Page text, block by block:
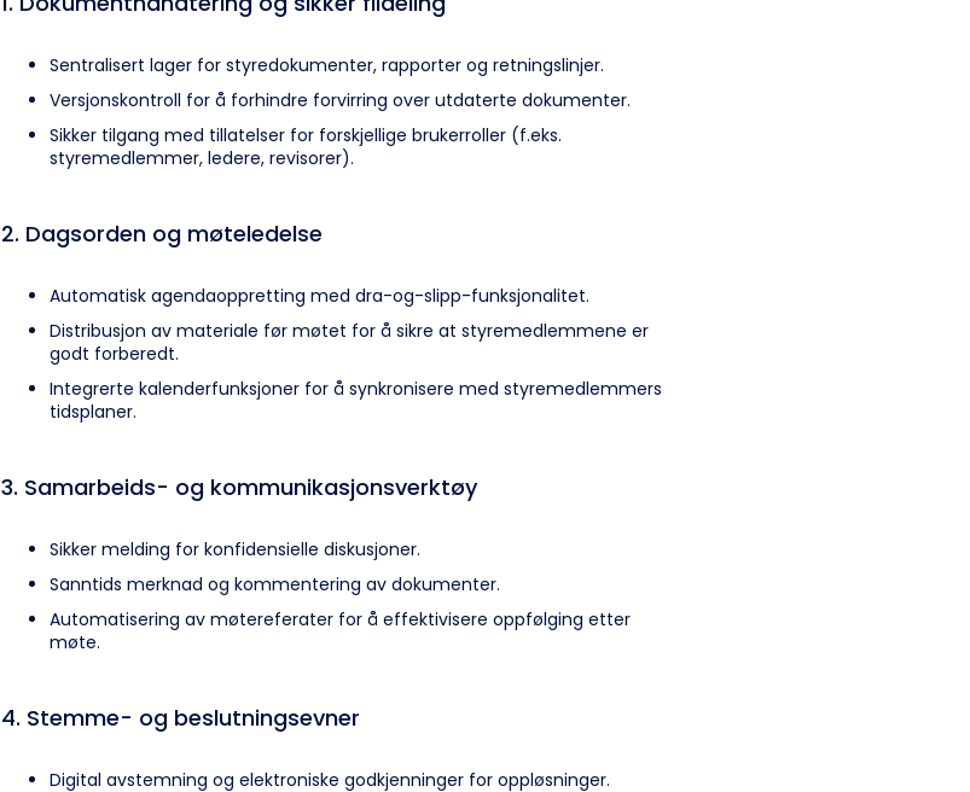
Sentralisert lager for styredokumenter, rapporter og retningslinjer.
Versjonskontroll for å forhindre forvirring over utdaterte dokumenter.
Sikker tilgang med tillatelser for forskjellige brukerroller (f.eks.
styremedlemmer, ledere, revisorer).
2. Dagsorden og møteledelse
Automatisk agendaoppretting med dra-og-slipp-funksjonalitet.
Distribusjon av materiale før møtet for å sikre at styremedlemmene er
godt forberedt.
Integrerte kalenderfunksjoner for å synkronisere med styremedlemmers
tidsplaner.
3. Samarbeids- og kommunikasjonsverktøy
Sikker melding for konfidensielle diskusjoner.
Sanntids merknad og kommentering av dokumenter.
Automatisering av møtereferater for å effektivisere oppfølging etter
møte.
4. Stemme- og beslutningsevner
Digital avstemning og elektroniske godkjenninger for oppløsninger.